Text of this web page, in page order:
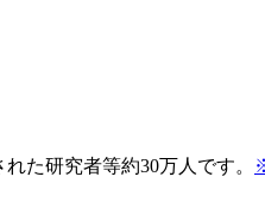
た研究者等約30万人です。